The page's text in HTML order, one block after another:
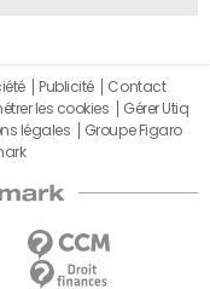
sur les revenus
correction
l'ex-ministre de la
redit tout le mal
du ticket
Publicité
Contact
les cookies
Gérer Utiq
légales
Groupe Figaro